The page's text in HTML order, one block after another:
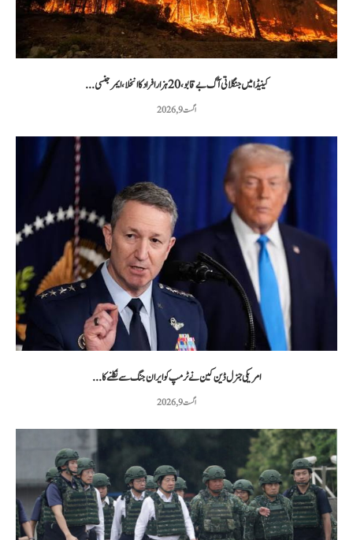
کینیڈا میں جنگلاتی آگ بے قابو، 20 ہزار افراد کا انخلا، ایمرجنسی...
اگست 9, 2026
امریکی جنرل ڈین کین نے ٹرمپ کو ایران جنگ سے نکلنے کا...
اگست 9, 2026